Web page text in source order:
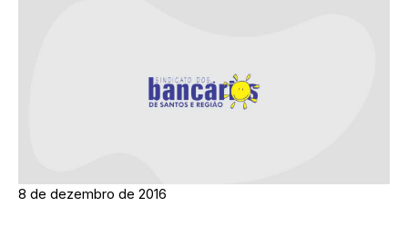
8 de dezembro de 2016